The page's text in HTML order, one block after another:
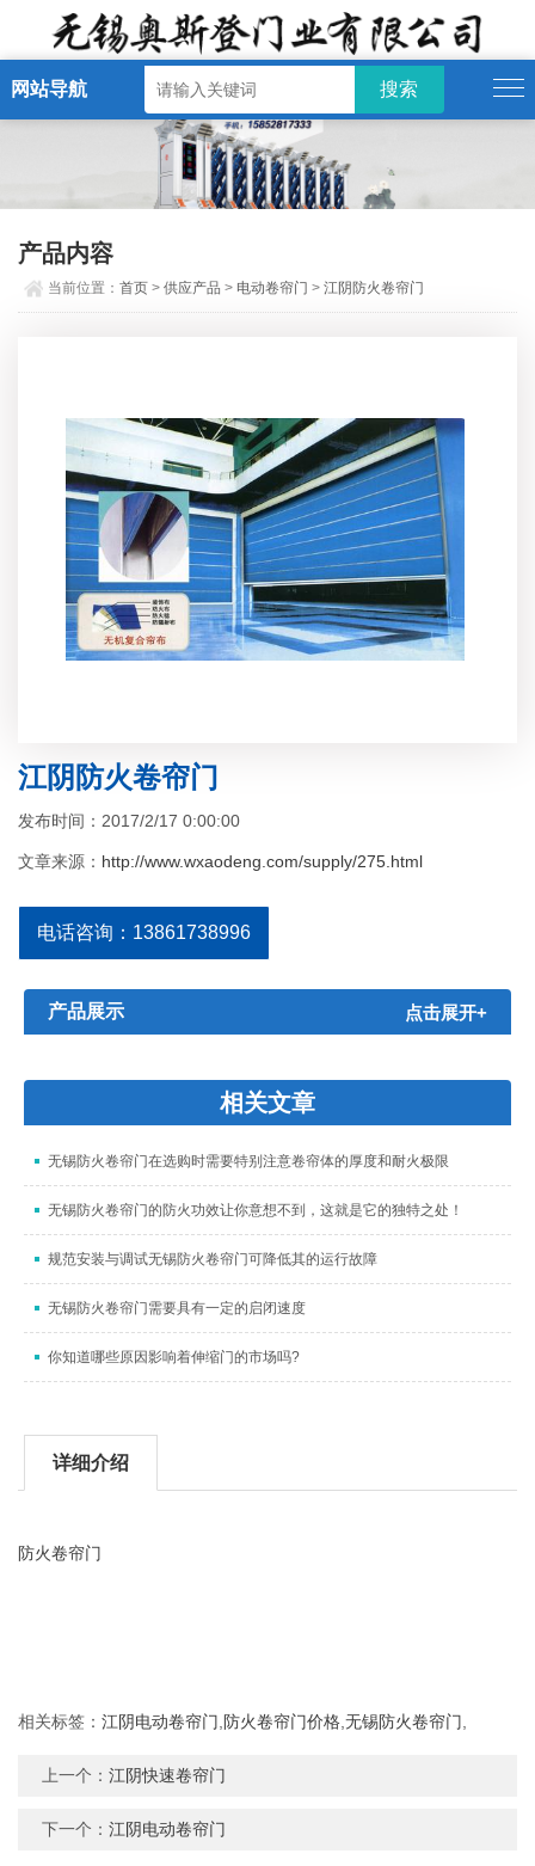
网站导航
产品内容
当前位置：首页 >供应产品 > 电动卷帘门 >江阴防火卷帘门
江阴防火卷帘门
发布时间：2017/2/17 0:00:00
文章来源： http://www.wxaodeng.com/supply/275.html
电话咨询：13861738996
产品展示 点击展开+
相关文章
无锡防火卷帘门在选购时需要特别注意卷帘体的厚度和耐火极限
无锡防火卷帘门的防火功效让你意想不到，这就是它的独特之处！
规范安装与调试无锡防火卷帘门可降低其的运行故障
无锡防火卷帘门需要具有一定的启闭速度
你知道哪些原因影响着伸缩门的市场吗?
详细介绍
防火卷帘门
相关标签：江阴电动卷帘门 防火卷帘门价格 ,无锡防火卷帘门
上一个：江阴快速卷帘门
下一个：江阴电动卷帘门